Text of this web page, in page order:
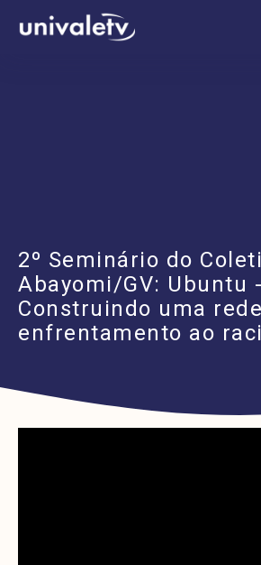
conteúdo
2º Seminário do
Abayomi/GV: Ubuntu -
Construindo uma
enfrentamento ao